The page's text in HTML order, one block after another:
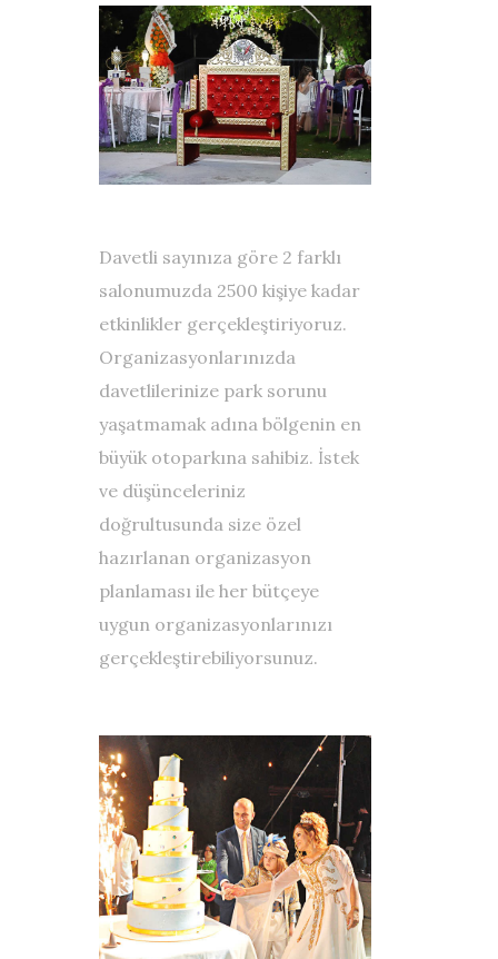
Davetli sayınıza göre 2 farklı
salonumuzda 2500 kişiye kadar
etkinlikler gerçekleştiriyoruz.
Organizasyonlarınızda
davetlilerinize park sorunu
yaşatmamak adına bölgenin en
büyük otoparkına sahibiz. İstek
ve düşünceleriniz
doğrultusunda size özel
hazırlanan organizasyon
planlaması ile her bütçeye
uygun organizasyonlarınızı
gerçekleştirebiliyorsunuz.